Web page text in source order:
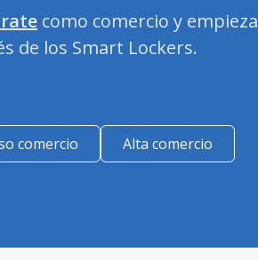
como comercio y empieza
de los Smart Lockers.
comercio Alta comercio